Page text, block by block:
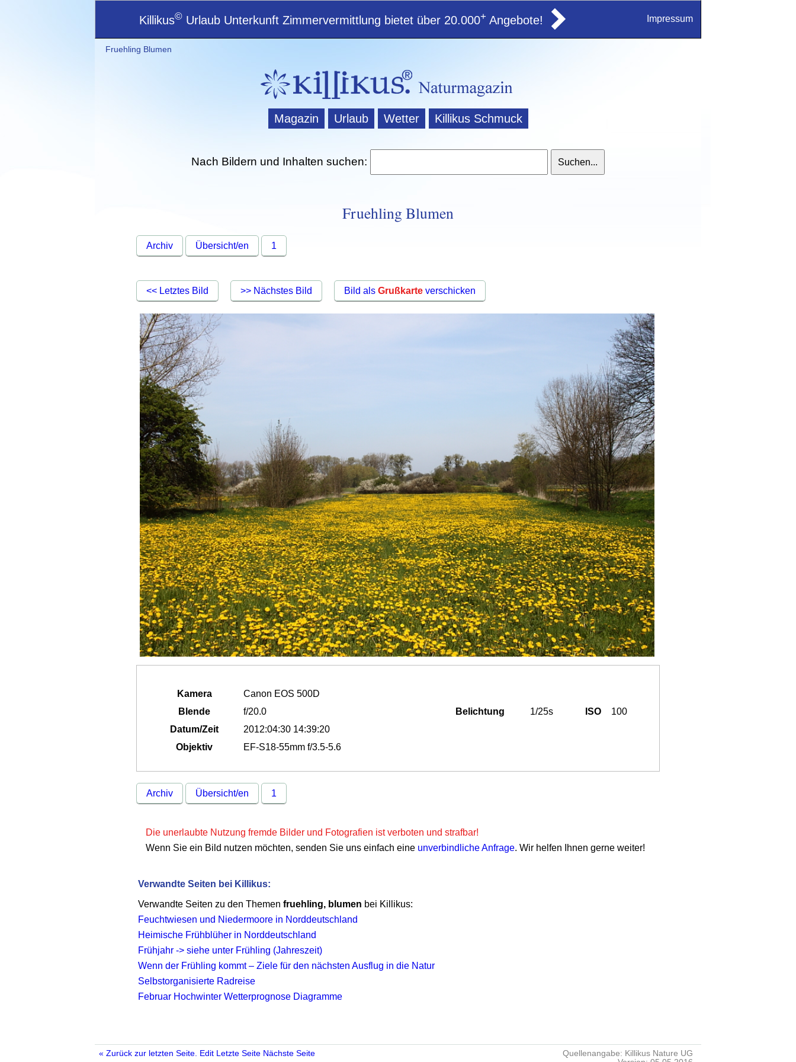
Killikus© Urlaub Unterkunft Zimmervermittlung bietet über 20.000+ Angebote! Impressum
Fruehling Blumen
Magazin Urlaub Wetter Killikus Schmuck
Nach Bildern und Inhalten suchen:
Fruehling Blumen
Archiv Übersicht/en 1
<< Letztes Bild >> Nächstes Bild Bild als Grußkarteverschicken
Kamera
Canon EOS 500D
Blende
f/20.0 Belichtung 1/25s ISO
100
Datum/Zeit
2012:04:30 14:39:20
Objektiv
EF-S18-55mm f/3.5-5.6
Archiv Übersicht/en 1
Die unerlaubte Nutzung fremde Bilder und Fotografien ist verboten und strafbar!
Wenn Sie ein Bild nutzen möchten, senden Sie uns einfach eine unverbindliche Anfrage. Wir helfen Ihnen gerne weiter!
Verwandte Seiten bei Killikus:
Verwandte Seiten zu den Themen fruehling, blumen bei Killikus:
Feuchtwiesen und Niedermoore in Norddeutschland
Heimische Frühblüher in Norddeutschland
Frühjahr -> siehe unter Frühling (Jahreszeit)
Wenn der Frühling kommt – Ziele für den nächsten Ausflug in die Natur
Selbstorganisierte Radreise
Februar Hochwinter Wetterprognose Diagramme
« Zurück zur letzten Seite. Edit Letzte Seite Nächste Seite
Quellenangabe: Killikus Nature UG